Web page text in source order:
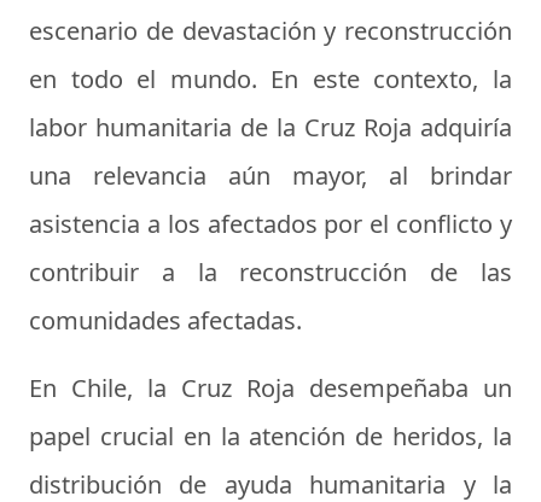
escenario de devastación y reconstrucción
en todo el mundo. En este contexto, la
labor humanitaria de la Cruz Roja adquiría
una relevancia aún mayor, al brindar
asistencia a los afectados por el conflicto y
contribuir a la reconstrucción de las
comunidades afectadas.
En Chile, la Cruz Roja desempeñaba un
papel crucial en la atención de heridos, la
distribución de ayuda humanitaria y la